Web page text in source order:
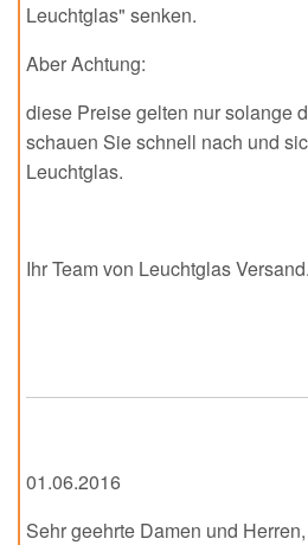
Leuchtglas" senken.
Aber Achtung:
diese Preise gelten nur solange
schauen Sie schnell nach und
Leuchtglas.
Ihr Team von Leuchtglas Versand.
01.06.2016
Sehr geehrte Damen und